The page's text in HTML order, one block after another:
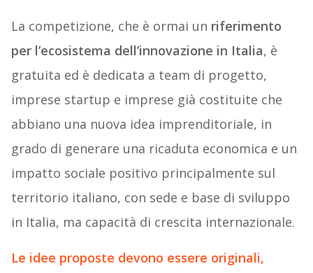
La competizione, che è ormai un riferimento
per l’ecosistema dell’innovazione in Italia, è
gratuita ed è dedicata a team di progetto,
imprese startup e imprese già costituite che
abbiano una nuova idea imprenditoriale, in
grado di generare una ricaduta economica e un
impatto sociale positivo principalmente sul
territorio italiano, con sede e base di sviluppo
in Italia, ma capacità di crescita internazionale.
Le idee proposte devono essere originali,